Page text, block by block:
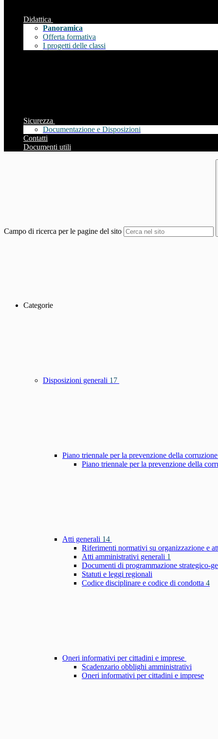
Didattica
Panoramica
Offerta formativa
I progetti delle classi
Sicurezza
Documentazione e Disposizioni
Contatti
Documenti utili
Campo di ricerca per le pagine del sito
Categorie
Disposizioni generali 17
Piano triennale per la prevenzione della
Piano triennale per la prevenzione della
Atti generali 14
Riferimenti normativi su organizzazione e
Atti amministrativi generali 1
Documenti di programmazione strategico-
Statuti e leggi regionali
Codice disciplinare e codice di condotta 4
Oneri informativi per cittadini e imprese
Scadenzario obblighi amministrativi
Oneri informativi per cittadini e imprese